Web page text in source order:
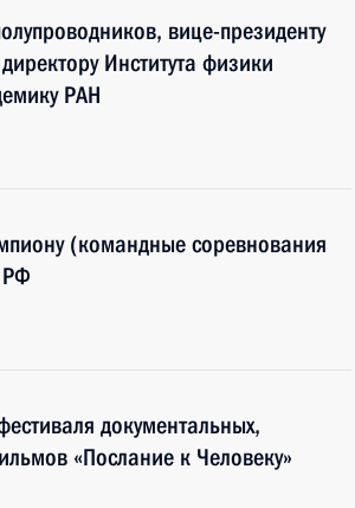
вице-президенту
Института физики
РАН
(командные соревнования
РФ
документальных,
«Послание к Человеку»